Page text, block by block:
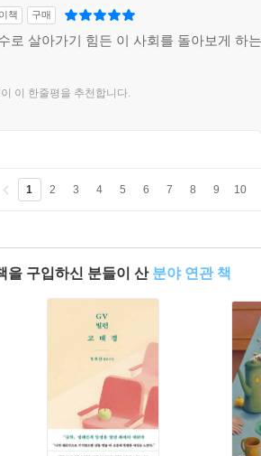
책 구매
로 살아가기 힘든 이 사회를 돌아보게 하
이 이 한줄평을 추천합니다.
1 2 3 4 5 6 7 8 9 10
을 구입하신 분들이 산 분야 연관 책